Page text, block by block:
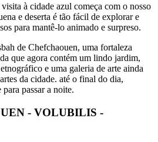
à cidade azul começa com o nosso
e deserta é tão fácil de explorar e
para mantê-lo animado e surpreso.
de Chefchaouen, uma fortaleza
que agora contém um lindo jardim,
e uma galeria de arte ainda
da cidade. até o final do dia,
passar a noite.
- VOLUBILIS -